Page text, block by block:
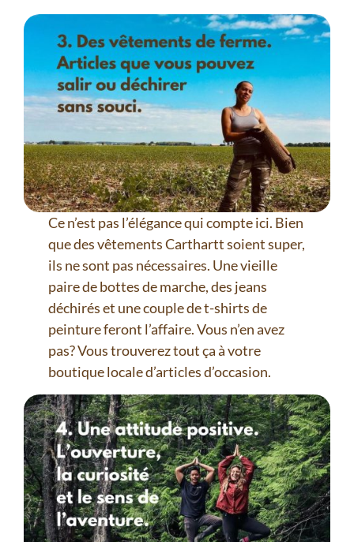
Ce n’est pas l’élégance qui compte ici. Bien
que des vêtements Carthartt soient super,
ils ne sont pas nécessaires. Une vieille
paire de bottes de marche, des jeans
déchirés et une couple de t-shirts de
peinture feront l’affaire. Vous n’en avez
pas? Vous trouverez tout ça à votre
boutique locale d’articles d’occasion.